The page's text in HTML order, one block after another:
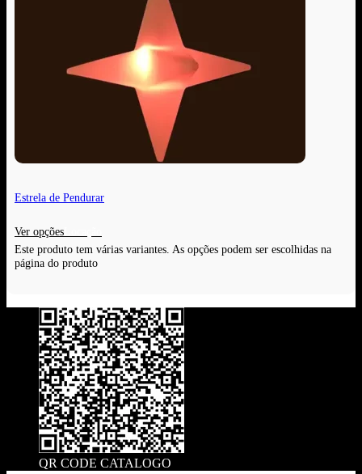
Estrela de Pendurar
Ver opções
Este produto tem várias variantes. As opções podem ser escolhidas na
página do produto
QR CODE CATALOGO